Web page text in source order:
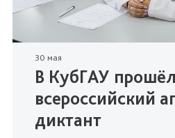
30 мая
В КубГАУ
всероссийский
диктант